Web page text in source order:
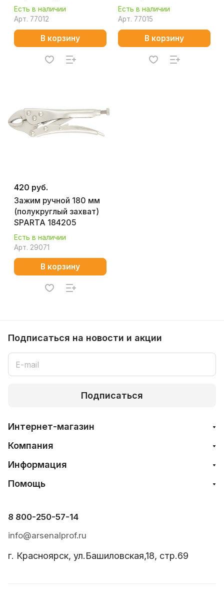
(усилие 88 кг) GH-
13005
Есть в наличии
Арт. 77012
В корзину
20752-B
Есть в наличии
Арт. 77015
В корзину
420 руб.
Зажим ручной 180 мм
(полукруглый захват)
SPARTA 184205
Есть в наличии
Арт. 29071
В корзину
Подписаться на новости и акции
Подписаться
Интернет-магазин
Компания
Информация
Помощь
8 800-250-57-14
info@arsenalprof.ru
г. Красноярск, ул.Башиловская,18, стр.69